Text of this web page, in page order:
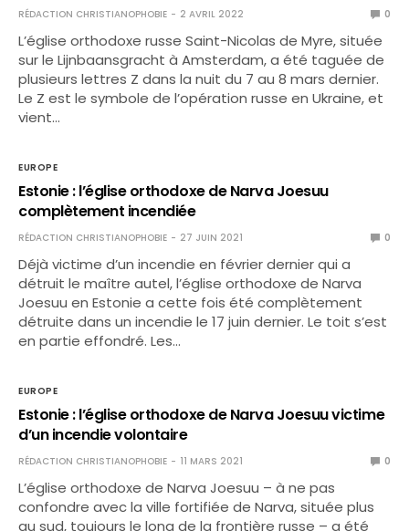
RÉDACTION CHRISTIANOPHOBIE 2 AVRIL 2022 0
L’église orthodoxe russe Saint-Nicolas de Myre, située
sur le Lijnbaansgracht à Amsterdam, a été taguée de
plusieurs lettres Z dans la nuit du 7 au 8 mars dernier.
Le Z est le symbole de l’opération russe en Ukraine, et
vient…
EUROPE
Estonie : l’église orthodoxe de Narva Joesuu
complètement incendiée
RÉDACTION CHRISTIANOPHOBIE 27 JUIN 2021 0
Déjà victime d’un incendie en février dernier qui a
détruit le maître autel, l’église orthodoxe de Narva
Joesuu en Estonie a cette fois été complètement
détruite dans un incendie le 17 juin dernier. Le toit s’est
en partie effondré. Les…
EUROPE
Estonie : l’église orthodoxe de Narva Joesuu victime
d’un incendie volontaire
RÉDACTION CHRISTIANOPHOBIE 11 MARS 2021 0
L’église orthodoxe de Narva Joesuu – à ne pas
confondre avec la ville fortifiée de Narva, située plus
au sud, toujours le long de la frontière russe – a été